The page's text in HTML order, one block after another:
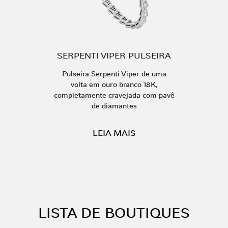
SERPENTI VIPER PULSEIRA
Pulseira Serpenti Viper de uma
volta em ouro branco 18K,
completamente cravejada com pavê
de diamantes
LEIA MAIS
LISTA DE BOUTIQUES